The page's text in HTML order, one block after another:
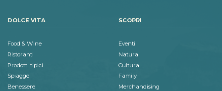
DOLCE VITA
Food & Wine
Ristoranti
Prodotti tipici
Spiagge
Benessere
SCOPRI
Eventi
Natura
Cultura
Family
Merchandising